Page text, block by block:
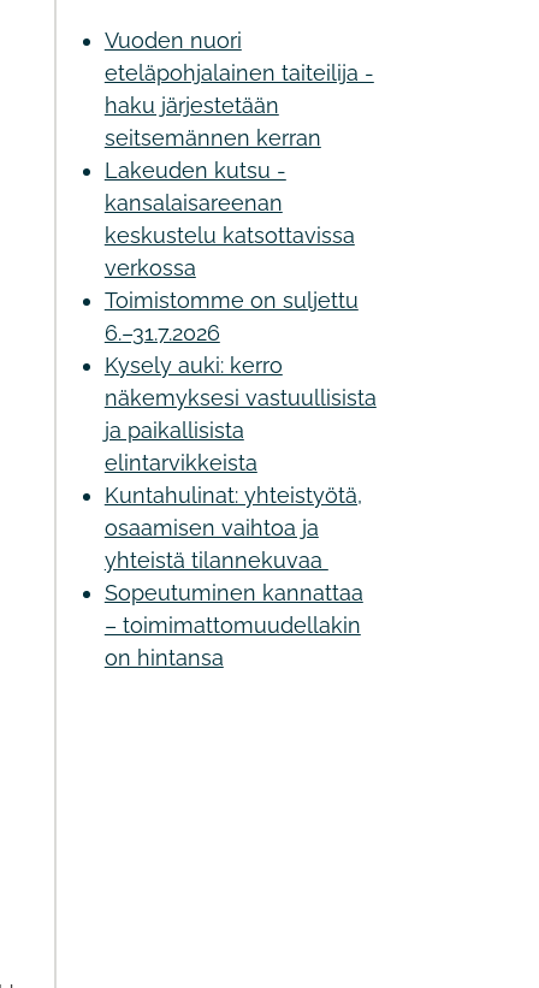
Vuoden nuori
eteläpohjalainen taiteilija -
haku järjestetään
seitsemännen kerran
Lakeuden kutsu -
kansalaisareenan
keskustelu katsottavissa
verkossa
Toimistomme on suljettu
6.–31.7.2026
Kysely auki: kerro
näkemyksesi vastuullisista
ja paikallisista
elintarvikkeista
Kuntahulinat: yhteistyötä,
osaamisen vaihtoa ja
yhteistä tilannekuvaa
Sopeutuminen kannattaa
– toimimattomuudellakin
on hintansa